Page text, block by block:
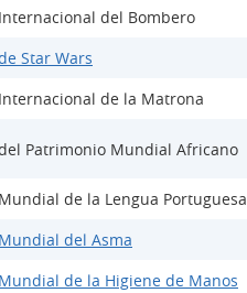
del Bombero
Star Wars
de la Matrona
Patrimonio Mundial Africano
de la Lengua Portuguesa
del Asma
de la Higiene de Manos